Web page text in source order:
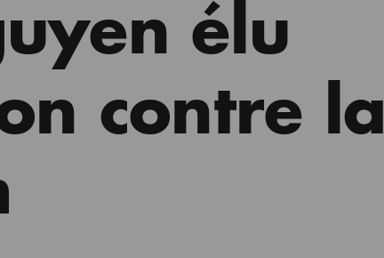
élu
contre la